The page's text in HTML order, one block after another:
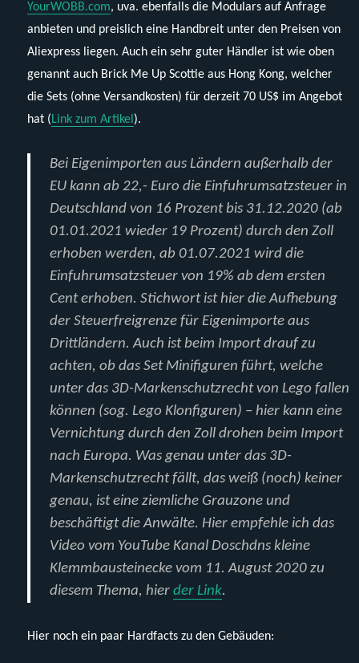
YourWOBB.com, uva. ebenfalls die Modulars auf Anfrage
anbieten und preislich eine Handbreit unter den Preisen von
Aliexpress liegen. Auch ein sehr guter Händler ist wie oben
genannt auch Brick Me Up Scottie aus Hong Kong, welcher
die Sets (ohne Versandkosten) für derzeit 70 US$ im Angebot
hat (Link zum Artikel).
Bei Eigenimporten aus Ländern außerhalb der
EU kann ab 22,- Euro die Einfuhrumsatzsteuer in
Deutschland von 16 Prozent bis 31.12.2020 (ab
01.01.2021 wieder 19 Prozent) durch den Zoll
erhoben werden, ab 01.07.2021 wird die
Einfuhrumsatzsteuer von 19% ab dem ersten
Cent erhoben. Stichwort ist hier die Aufhebung
der Steuerfreigrenze für Eigenimporte aus
Drittländern. Auch ist beim Import drauf zu
achten, ob das Set Minifiguren führt, welche
unter das 3D-Markenschutzrecht von Lego fallen
können (sog. Lego Klonfiguren) – hier kann eine
Vernichtung durch den Zoll drohen beim Import
nach Europa. Was genau unter das 3D-
Markenschutzrecht fällt, das weiß (noch) keiner
genau, ist eine ziemliche Grauzone und
beschäftigt die Anwälte. Hier empfehle ich das
Video vom YouTube Kanal Doschdns kleine
Klemmbausteinecke vom 11. August 2020 zu
diesem Thema, hierder Link.
Hier noch ein paar Hardfacts zu den Gebäuden: